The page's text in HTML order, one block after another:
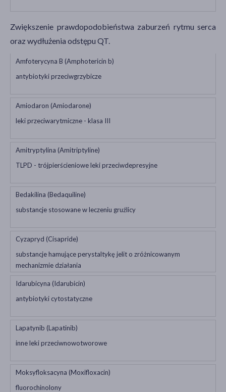
Zwiększenie prawdopodobieństwa zaburzeń rytmu serca
oraz wydłużenia odstępu QT.
Amfoterycyna B (Amphotericin b)
antybiotyki przeciwgrzybicze
Amiodaron (Amiodarone)
leki przeciwarytmiczne - klasa III
Amitryptylina (Amitriptyline)
TLPD - trójpierścieniowe leki przeciwdepresyjne
Bedakilina (Bedaquiline)
substancje stosowane w leczeniu gruźlicy
Cyzapryd (Cisapride)
substancje hamujące perystaltykę jelit o zróżnicowanym
mechanizmie działania
Idarubicyna (Idarubicin)
antybiotyki cytostatyczne
Lapatynib (Lapatinib)
inne leki przeciwnowotworowe
Moksyfloksacyna (Moxifloxacin)
fluorochinolony